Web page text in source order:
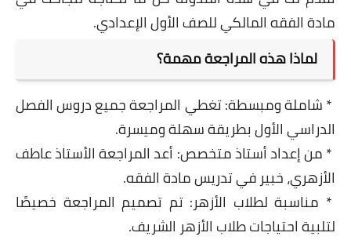
مادة الفقه المالكي للصف الأول الإعدادي.
لماذا هذه المراجعة مهمة؟
* شاملة ومبسطة: تغطي المراجعة جميع دروس الفصل
الدراسي الأول بطريقة سهلة وميسرة.
* من إعداد أستاذ متخصص: أعد المراجعة الأستاذ عاطف
الأزهري، خبير في تدريس مادة الفقه.
* مناسبة لطلاب الأزهر: تم تصميم المراجعة خصيصًا
لتلبية احتياجات طلاب الأزهر الشريف.